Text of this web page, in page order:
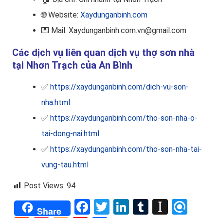
🌐 Website: Xaydunganbinh.com
💌 Mail: Xaydunganbinh.com.vn@gmail.com
Các dịch vụ liên quan dịch vụ thợ sơn nhà
tại Nhơn Trạch của An Bình
✅ https://xaydunganbinh.com/dich-vu-son-
nha.html
✅ https://xaydunganbinh.com/tho-son-nha-o-
tai-dong-nai.html
✅ https://xaydunganbinh.com/tho-son-nha-tai-
vung-tau.html
Post Views: 94
Share Facebook
TwitterLinkedIn
Tumblr